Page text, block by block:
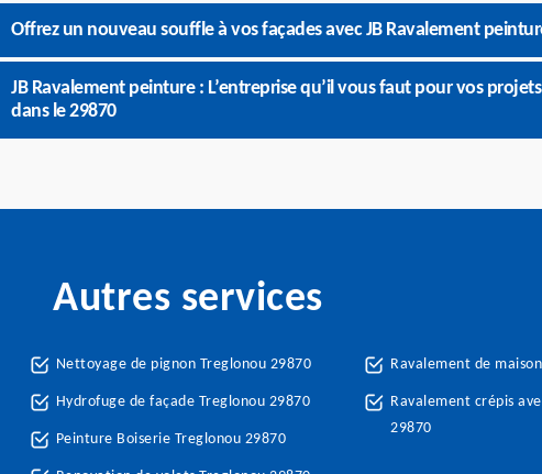
Offrez un nouveau souffle à vos façades avec JB Ravalement
JB Ravalement peinture : L’entreprise qu’il vous faut pour vos
dans le 29870
Autres services
Nettoyage de pignon Treglonou 29870
Hydrofuge de façade Treglonou 29870
Peinture Boiserie Treglonou 29870
Ravalement de
Ravalement crépis
29870